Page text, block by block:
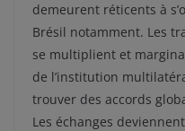
demeurent réticents à
Brésil notamment. Les
se multiplient et
de l’institution
trouver des accords
Les échanges